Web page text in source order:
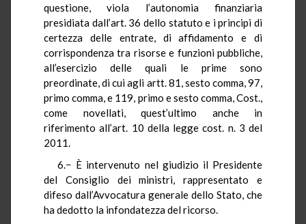
questione, viola l’autonomia finanziaria
presidiata dall’art. 36 dello statuto e i principi di
certezza delle entrate, di affidamento e di
corrispondenza tra risorse e funzioni pubbliche,
all’esercizio delle quali le prime sono
preordinate, di cui agli artt. 81, sesto comma, 97,
primo comma, e 119, primo e sesto comma, Cost.,
come novellati, quest’ultimo anche in
riferimento all’art. 10 della legge cost. n. 3 del
2011.
6.− È intervenuto nel giudizio il Presidente
del Consiglio dei ministri, rappresentato e
difeso dall’Avvocatura generale dello Stato, che
ha dedotto la infondatezza del ricorso.